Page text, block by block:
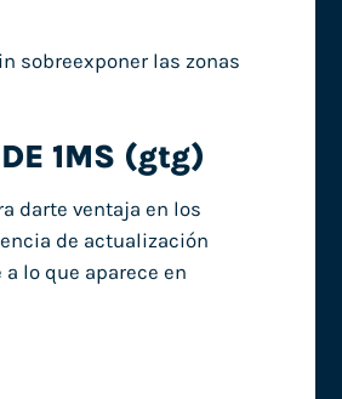
sobreexponer las zonas
DE 1MS (gtg)
darte ventaja en los
de actualización
lo que aparece en